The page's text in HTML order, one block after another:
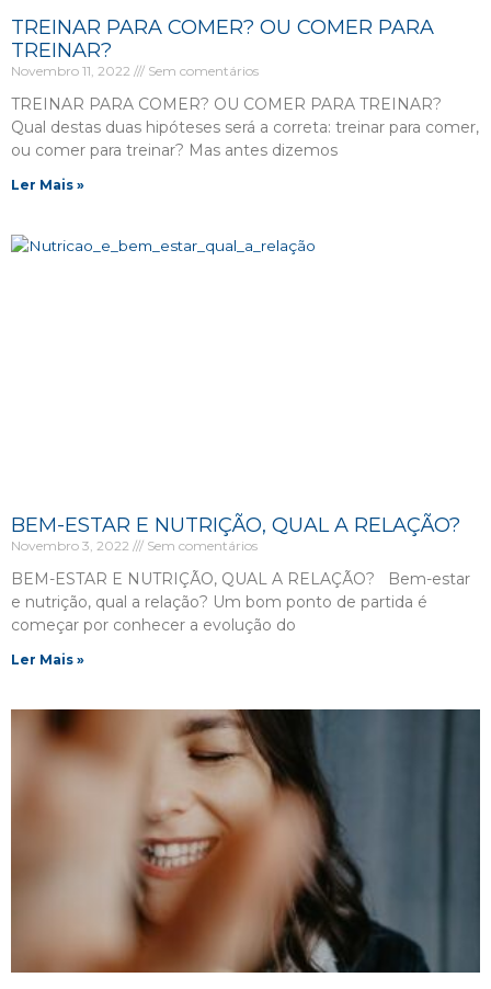
TREINAR PARA COMER? OU COMER PARA
TREINAR?
Novembro 11, 2022 Sem comentários
TREINAR PARA COMER? OU COMER PARA TREINAR?
Qual destas duas hipóteses será a correta: treinar para comer,
ou comer para treinar? Mas antes dizemos
Ler Mais »
BEM-ESTAR E NUTRIÇÃO, QUAL A RELAÇÃO?
Novembro 3, 2022 Sem comentários
BEM-ESTAR E NUTRIÇÃO, QUAL A RELAÇÃO? Bem-estar
e nutrição, qual a relação? Um bom ponto de partida é
começar por conhecer a evolução do
Ler Mais »